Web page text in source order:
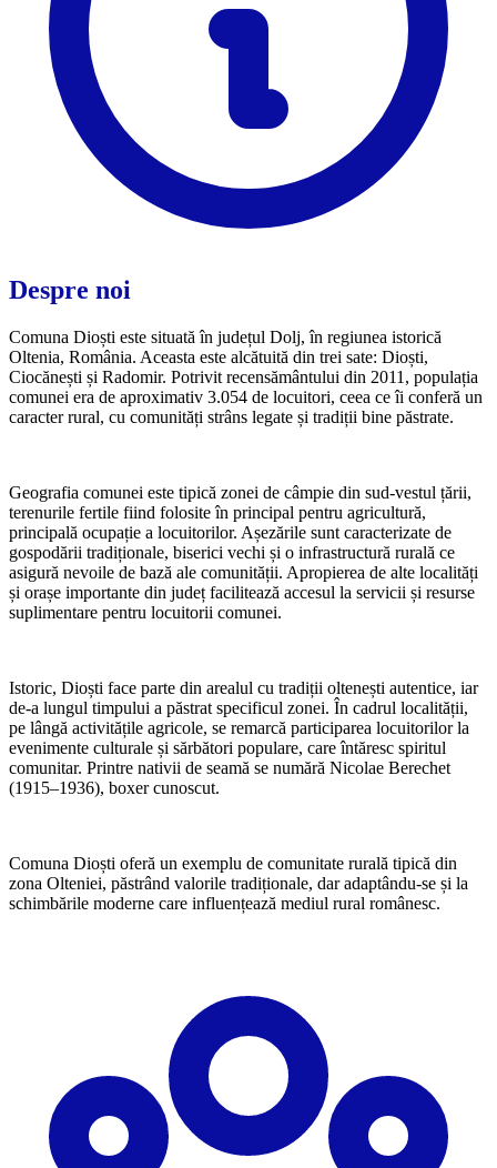
Despre noi
Comuna Dioști este situată în județul Dolj, în regiunea istorică
Oltenia, România. Aceasta este alcătuită din trei sate: Dioști,
Ciocănești și Radomir. Potrivit recensământului din 2011, populația
comunei era de aproximativ 3.054 de locuitori, ceea ce îi conferă un
caracter rural, cu comunități strâns legate și tradiții bine păstrate.
Geografia comunei este tipică zonei de câmpie din sud-vestul țării,
terenurile fertile fiind folosite în principal pentru agricultură,
principală ocupație a locuitorilor. Așezările sunt caracterizate de
gospodării tradiționale, biserici vechi și o infrastructură rurală ce
asigură nevoile de bază ale comunității. Apropierea de alte localități
și orașe importante din județ facilitează accesul la servicii și resurse
suplimentare pentru locuitorii comunei.
Istoric, Dioști face parte din arealul cu tradiții oltenești autentice, iar
de-a lungul timpului a păstrat specificul zonei. În cadrul localității,
pe lângă activitățile agricole, se remarcă participarea locuitorilor la
evenimente culturale și sărbători populare, care întăresc spiritul
comunitar. Printre nativii de seamă se numără Nicolae Berechet
(1915–1936), boxer cunoscut.
Comuna Dioști oferă un exemplu de comunitate rurală tipică din
zona Olteniei, păstrând valorile tradiționale, dar adaptându-se și la
schimbările moderne care influențează mediul rural românesc.